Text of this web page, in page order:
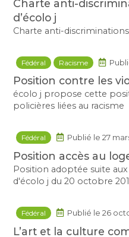
Charte anti-
d’écolo j
Charte anti-
Fédéral Racisme
Position contre les
écolo j propose cette
policières liées au racisme
Fédéral Publié le 27
Position accès au
Position adoptée suite
d'écolo j du 20 octobre
Fédéral Publié le 26
L’art et la culture